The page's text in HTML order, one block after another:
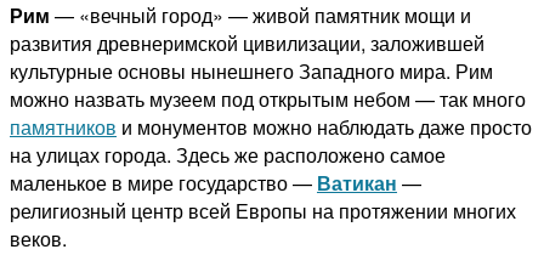
Рим — «вечный город» — живой памятник мощи и
развития древнеримской цивилизации, заложившей
культурные основы нынешнего Западного мира. Рим
можно назвать музеем под открытым небом — так много
памятников и монументов можно наблюдать даже просто
на улицах города. Здесь же расположено самое
маленькое в мире государство — Ватикан —
религиозный центр всей Европы на протяжении многих
веков.